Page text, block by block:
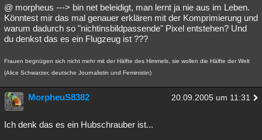
@ morpheus ---> bin net beleidigt, man lernt ja nie aus im Leben.
Könntest mir das mal genauer erklären mit der Komprimierung und
warum dadurch so "nichtinsbildpassende" Pixel entstehen? Und
du denkst das es ein Flugzeug ist ???
Frauen begnügen sich nicht mehr mit der Hälfte des Himmels, sie wollen die Hälfte der Welt
(Alice Schwarzer, deutsche Journalistin und Feministin)
MorpheuS8382 20.09.2005 um 11:31
Ich denk das es ein Hubschrauber ist...